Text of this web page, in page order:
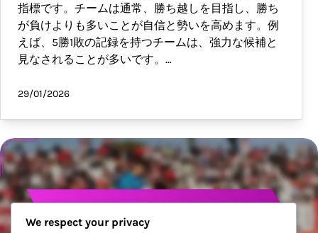
指標です。チームは通常、勝ち越しを目指し、勝ち
が負けよりも多いことが自信と勢いを高めます。例
えば、5勝1敗の記録を持つチームは、強力な候補と
見なされることが多いです。…
29/01/2026
We respect your privacy